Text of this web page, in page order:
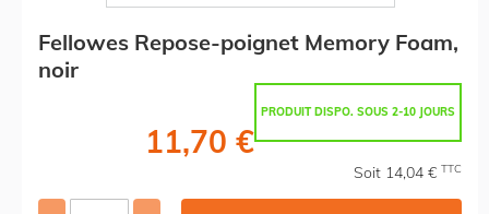
Fellowes Repose-poignet Memory Foam,
noir
PRODUIT DISPO. SOUS 2-10 JOURS
11,70 €
Soit 14,04 € TTC